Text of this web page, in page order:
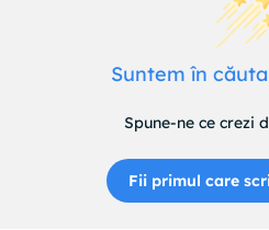
QUINTON HAZELL : HBS4642
QUINTON HAZELL : BFH4642
TEXTAR : 40067100
Suntem în
Spune-ne ce crezi
Fii primul care